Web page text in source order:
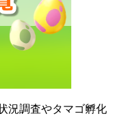
況調査やタマゴ孵化